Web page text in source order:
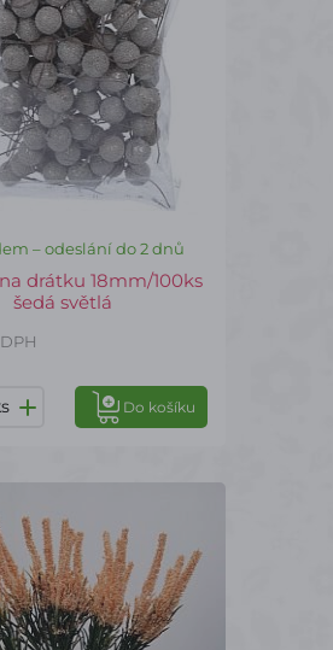
– odeslání do 2 dnů
drátku 18mm/100ks
šedá světlá
Do košíku